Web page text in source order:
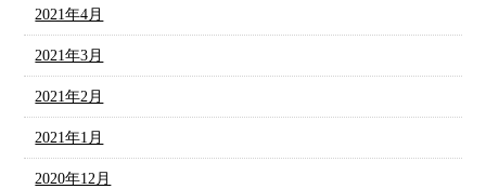
2021年4月
2021年3月
2021年2月
2021年1月
2020年12月